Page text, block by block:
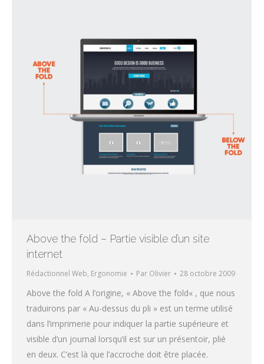
Above the fold – Partie visible d’un site
internet
Rédactionnel Web, Ergonomie Par Olivier 28 octobre 2009
Above the fold A l’origine, « Above the fold« , que nous
traduirons par « Au-dessus du pli » est un terme utilisé
dans l’imprimerie pour indiquer la partie supérieure et
visible d’un journal lorsqu’il est sur un présentoir, plié
en deux. C’est là que l’accroche doit être placée.